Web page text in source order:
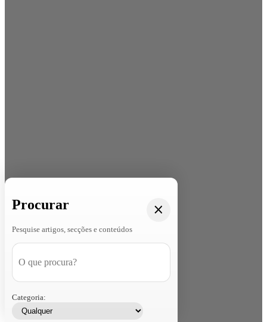
Procurar
Pesquise artigos, secções e conteúdos
Categoria: